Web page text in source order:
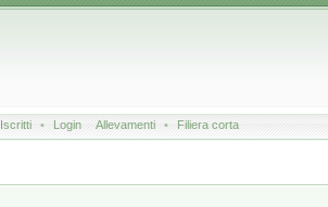
Iscritti • Login Allevamenti • Filiera corta